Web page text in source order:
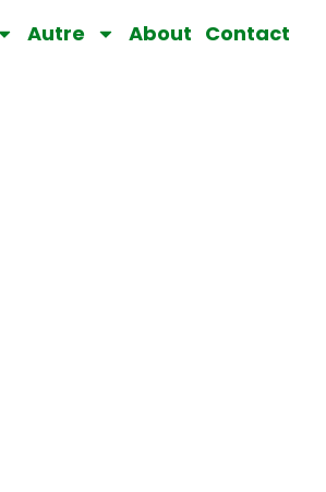
Autre About Contact